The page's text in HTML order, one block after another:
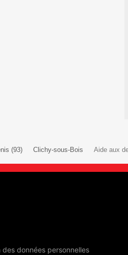
(93) Clichy-sous-Bois Aide aux
données personnelles